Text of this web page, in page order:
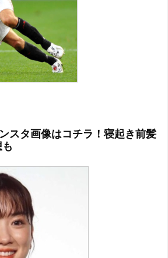
スタ画像はコチラ！寝起き前髪